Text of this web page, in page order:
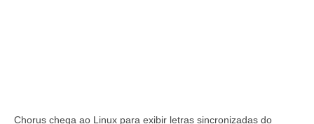
Chorus chega ao Linux para exibir letras sincronizadas do